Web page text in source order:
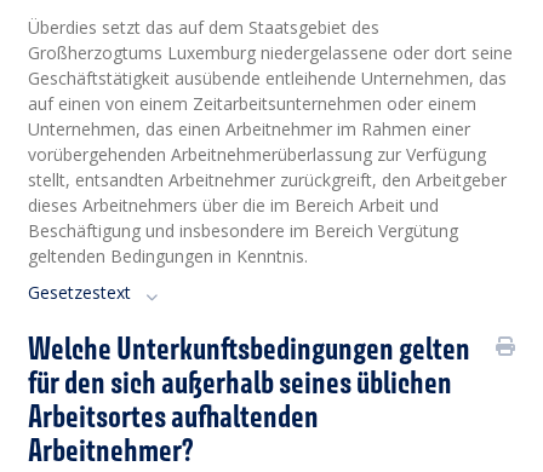
Überdies setzt das auf dem Staatsgebiet des
Großherzogtums Luxemburg niedergelassene oder dort seine
Geschäftstätigkeit ausübende entleihende Unternehmen, das
auf einen von einem Zeitarbeitsunternehmen oder einem
Unternehmen, das einen Arbeitnehmer im Rahmen einer
vorübergehenden Arbeitnehmerüberlassung zur Verfügung
stellt, entsandten Arbeitnehmer zurückgreift, den Arbeitgeber
dieses Arbeitnehmers über die im Bereich Arbeit und
Beschäftigung und insbesondere im Bereich Vergütung
geltenden Bedingungen in Kenntnis.
Gesetzestext
Welche Unterkunftsbedingungen gelten
für den sich außerhalb seines üblichen
Arbeitsortes aufhaltenden
Arbeitnehmer?